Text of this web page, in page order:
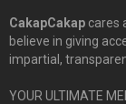
CakapCakap cares
believe in giving
impartial,
YOUR ULTIMATE